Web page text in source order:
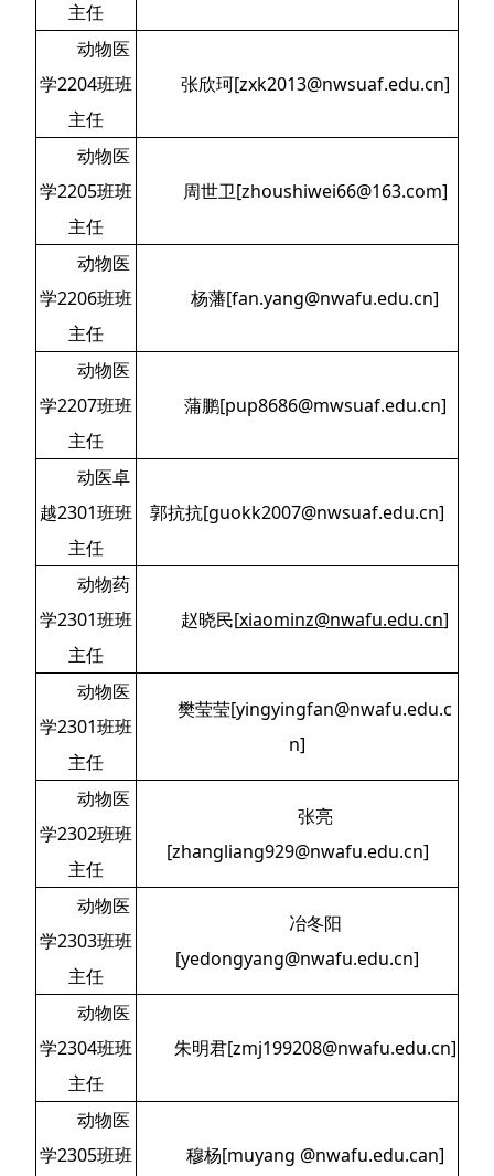
主任
动物医
学2204班班
主任
张欣珂[zxk2013@nwsuaf.edu.cn]
动物医
学2205班班
主任
周世卫[zhoushiwei66@163.com]
动物医
学2206班班
主任
杨藩[fan.yang@nwafu.edu.cn]
动物医
学2207班班
主任
蒲鹏[pup8686@mwsuaf.edu.cn]
动医卓
越2301班班
主任
郭抗抗[guokk2007@nwsuaf.edu.cn]
动物药
学2301班班
主任
赵晓民[xiaominz@nwafu.edu.cn]
动物医
学2301班班
主任
樊莹莹[yingyingfan@nwafu.edu.c
n]
动物医
学2302班班
主任
张亮
[zhangliang929@nwafu.edu.cn]
动物医
学2303班班
主任
冶冬阳
[yedongyang@nwafu.edu.cn]
动物医
学2304班班
主任
朱明君[zmj199208@nwafu.edu.cn]
动物医
学2305班班
穆杨[muyang @nwafu.edu.can]